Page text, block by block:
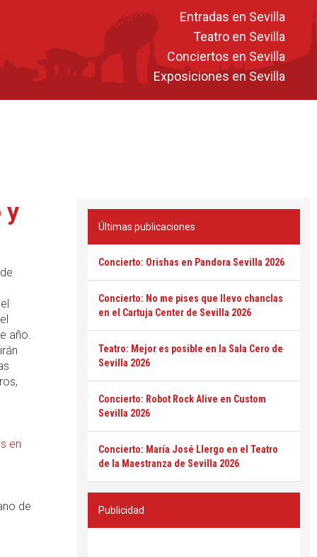
Entradas en Sevilla
Teatro en Sevilla
Conciertos en Sevilla
Exposiciones en Sevilla
y
año.
en
de
Últimas publicaciones
Concierto: Orishas en Pandora Sevilla 2026
Concierto: No me pises que llevo chanclas
en el Cartuja Center de Sevilla 2026
Teatro: Mejor es posible en la Sala Cero de
Sevilla 2026
Concierto: Robot Rock Alive en Custom
Sevilla 2026
Concierto: María José Llergo en el Teatro
de la Maestranza de Sevilla 2026
Publicidad